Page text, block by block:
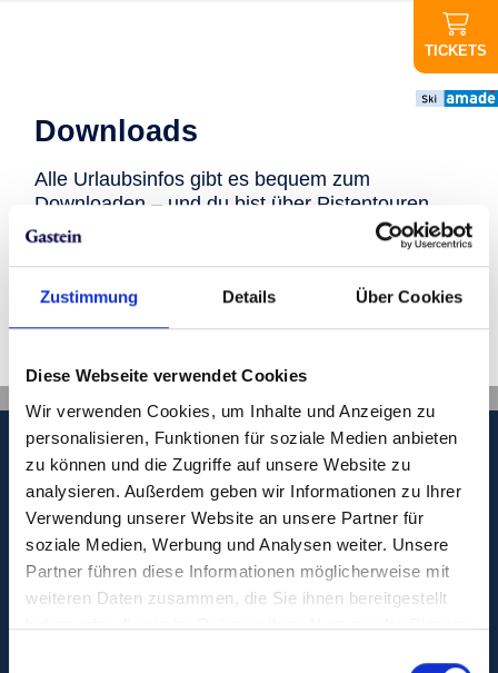
Zustimmung Details Über Cookies
Diese Webseite verwendet Cookies
Wir verwenden Cookies, um Inhalte und Anzeigen zu
personalisieren, Funktionen für soziale Medien anbieten
zu können und die Zugriffe auf unsere Website zu
analysieren. Außerdem geben wir Informationen zu Ihrer
Verwendung unserer Website an unsere Partner für
soziale Medien, Werbung und Analysen weiter. Unsere
Partner führen diese Informationen möglicherweise mit
weiteren Daten zusammen, die Sie ihnen bereitgestellt
haben oder die sie im Rahmen Ihrer Nutzung der Dienste
TICKETS
ABGESAGT
Aufgrund der
schlechten
findet die
heute nicht statt
Downloads
Alle Urlaubsinfos gibt es bequem zum
Downloaden – und du bist über Pistentouren,
Klettersteige und Co. immer bestens informiert.
Urlaubsinfos sichern
Gasteiner Bergen
Du willst auf keinen Fall etwas verpassen? Wir
liefern dir aktuelle Informationen direkt ins
Postfach!
Zur Newsletteranmeldung
Kontakt & Anfahrt
Gasteiner Bergbahnen AG
Bundesstraße 567
5630 Bad Hofgastein